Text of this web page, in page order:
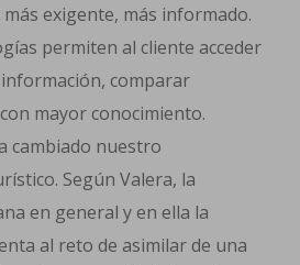
exigente, más informado.
permiten al cliente acceder
comparar
mayor conocimiento.
cambiado nuestro
Según Valera, la
en general y en ella la
al reto de asimilar de una